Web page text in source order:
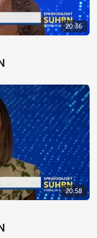
20:36
20:58